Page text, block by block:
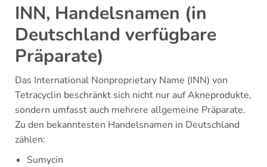
INN, Handelsnamen (in
Deutschland verfügbare
Präparate)
Das International Nonproprietary Name (INN) von
Tetracyclin beschränkt sich nicht nur auf Akneprodukte,
sondern umfasst auch mehrere allgemeine Präparate.
Zu den bekanntesten Handelsnamen in Deutschland
zählen:
Sumycin